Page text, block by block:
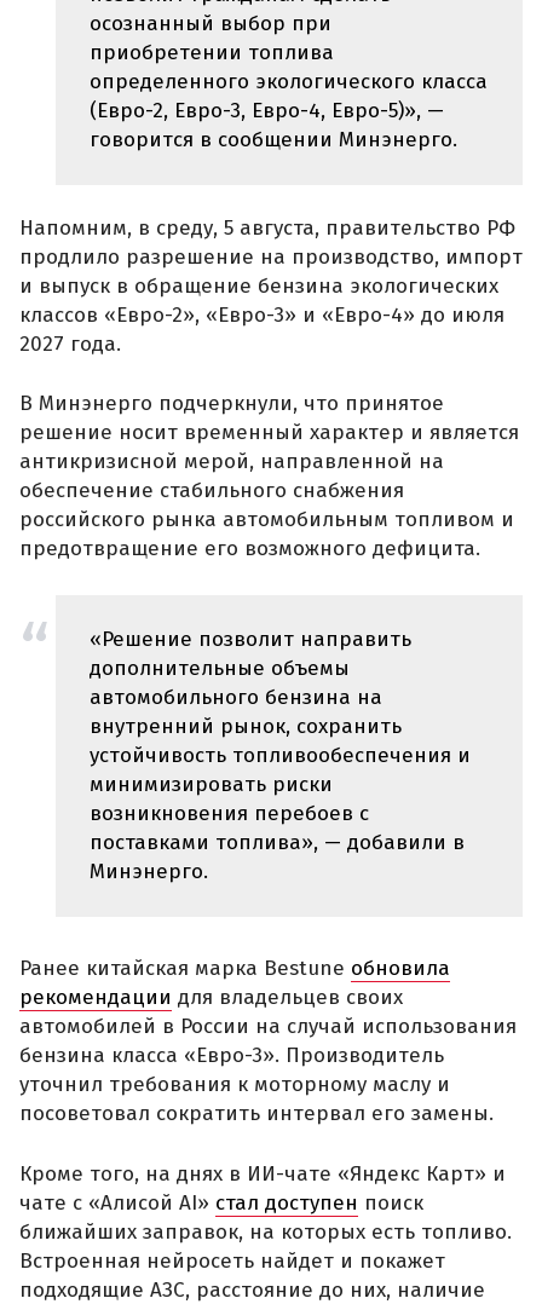
осознанный выбор при
приобретении топлива
определенного экологического класса
(Евро-2, Евро-3, Евро-4, Евро-5)», —
говорится в сообщении Минэнерго.
Напомним, в среду, 5 августа, правительство РФ
продлило разрешение на производство, импорт
и выпуск в обращение бензина экологических
классов «Евро-2», «Евро-3» и «Евро-4» до июля
2027 года.
В Минэнерго подчеркнули, что принятое
решение носит временный характер и является
антикризисной мерой, направленной на
обеспечение стабильного снабжения
российского рынка автомобильным топливом и
предотвращение его возможного дефицита.
«Решение позволит направить
дополнительные объемы
автомобильного бензина на
внутренний рынок, сохранить
устойчивость топливообеспечения и
минимизировать риски
возникновения перебоев с
поставками топлива», — добавили в
Минэнерго.
Ранее китайская марка Bestune обновила
рекомендации для владельцев своих
автомобилей в России на случай использования
бензина класса «Евро-3». Производитель
уточнил требования к моторному маслу и
посоветовал сократить интервал его замены.
Кроме того, на днях в ИИ-чате «Яндекс Карт» и
чате с «Алисой AI» стал доступен поиск
ближайших заправок, на которых есть топливо.
Встроенная нейросеть найдет и покажет
подходящие АЗС, расстояние до них, наличие